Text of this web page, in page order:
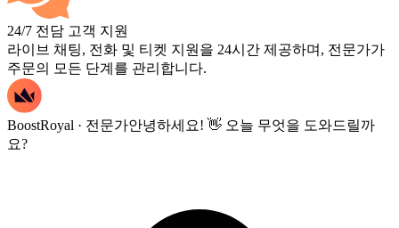
24/7 전담 고객 지원
라이브 채팅, 전화 및 티켓 지원을 24시간 제공하며, 전문가가
주문의 모든 단계를 관리합니다.
BoostRoyal · 전문가안녕하세요! 👋 오늘 무엇을 도와드릴까
요?